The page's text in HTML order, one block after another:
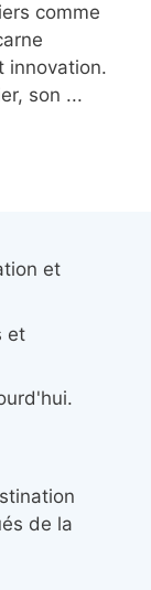
comme
innovation.
son ...
et
et
de la